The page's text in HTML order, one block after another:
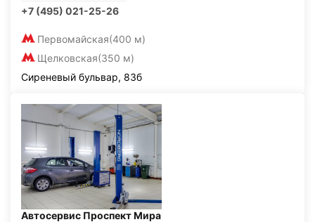
+7 (495) 021-25-26
Первомайская(400 м)
Щелковская(350 м)
Сиреневый бульвар, 83б
Автосервис Проспект Мира